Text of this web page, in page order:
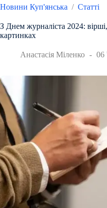
Новини Куп'янська / Статті
З Днем журналіста 2024:
картинках
Анастасія Міленко 06